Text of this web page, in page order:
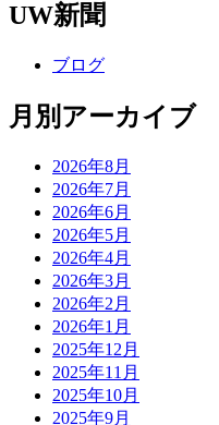
UW新聞
ブログ
月別アーカイブ
2026年8月
2026年7月
2026年6月
2026年5月
2026年4月
2026年3月
2026年2月
2026年1月
2025年12月
2025年11月
2025年10月
2025年9月